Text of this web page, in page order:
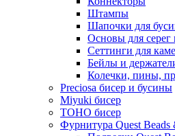
Штампы
Шапочки для
Основы для серег
Сеттинги для
Бейлы и
Колечки, пины,
Preciosa бисер и бусины
Miyuki бисер
TOHO бисер
Фурнитура Quest